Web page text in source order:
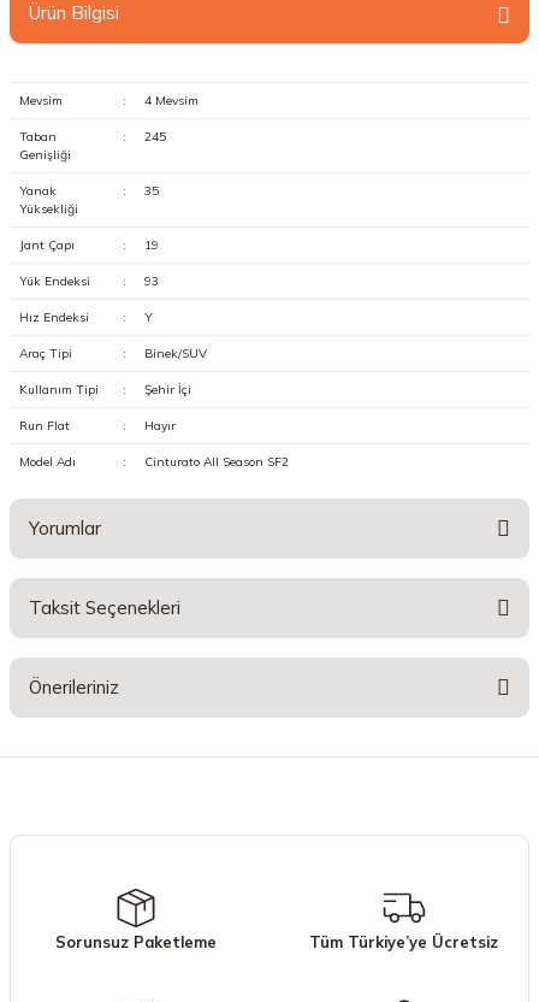
Ürün Bilgisi
Mevsim : 4 Mevsim
Taban
Genişliği
: 245
Yanak
Yüksekliği
: 35
Jant Çapı : 19
Yük Endeksi : 93
Hız Endeksi : Y
Araç Tipi : Binek/SUV
Kullanım Tipi : Şehir İçi
Run Flat : Hayır
Model Adı : Cinturato All Season SF2
Yorumlar
Taksit Seçenekleri
Önerileriniz
Ürün açıklamasında eksik bilgiler bulunuyor.
Ürün bilgilerinde hatalar bulunuyor.
Sorunsuz Paketleme Tüm Türkiye’ye Ücretsiz